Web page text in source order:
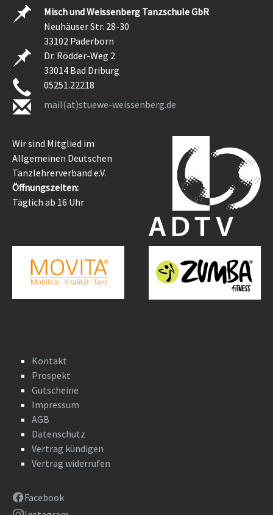
Misch und Weissenberg Tanzschule GbR
Neuhäuser Str. 28-30
33102 Paderborn
Dr. Rödder-Weg 2
33014 Bad Driburg
05251.22218
mail(at)stuewe-weissenberg.de
Wir sind Mitglied im
Allgemeinen Deutschen
Tanzlehrerverband e.V.
Öffnungszeiten:
Täglich ab 16 Uhr
Kontakt
Prospekt
Gutscheine
Impressum
AGB
Datenschutz
Vertrag kündigen
Vertrag widerrufen
Facebook